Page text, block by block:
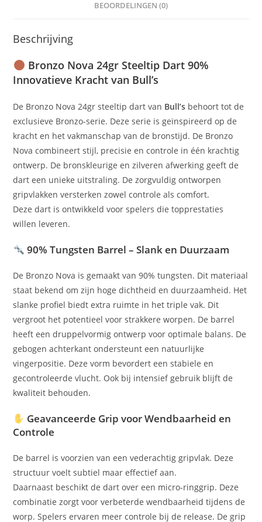
BEOORDELINGEN (0)
Beschrijving
Bronzo Nova 24gr Steeltip Dart 90%
Innovatieve Kracht van Bull’s
De Bronzo Nova 24gr steeltip dart van Bull’s behoort tot de
exclusieve Bronzo-serie. Deze serie is geïnspireerd op de
kracht en het vakmanschap van de bronstijd. De Bronzo
Nova combineert stijl, precisie en controle in één krachtig
ontwerp. De bronskleurige en zilveren afwerking geeft de
dart een unieke uitstraling. De zorgvuldig ontworpen
gripvlakken versterken zowel controle als comfort.
Deze dart is ontwikkeld voor spelers die topprestaties
willen leveren.
90% Tungsten Barrel – Slank en Duurzaam
De Bronzo Nova is gemaakt van 90% tungsten. Dit materiaal
staat bekend om zijn hoge dichtheid en duurzaamheid. Het
slanke profiel biedt extra ruimte in het triple vak. Dit
vergroot het potentieel voor strakkere worpen. De barrel
heeft een druppelvormig ontwerp voor optimale balans. De
gebogen achterkant ondersteunt een natuurlijke
vingerpositie. Deze vorm bevordert een stabiele en
gecontroleerde vlucht. Ook bij intensief gebruik blijft de
kwaliteit behouden.
Geavanceerde Grip voor Wendbaarheid en
Controle
De barrel is voorzien van een vederachtig gripvlak. Deze
structuur voelt subtiel maar effectief aan.
Daarnaast beschikt de dart over een micro-ringgrip. Deze
combinatie zorgt voor verbeterde wendbaarheid tijdens de
worp. Spelers ervaren meer controle bij de release. De grip